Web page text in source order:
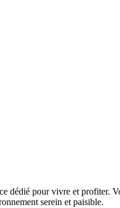
dédié pour vivre et profiter.
serein et paisible.